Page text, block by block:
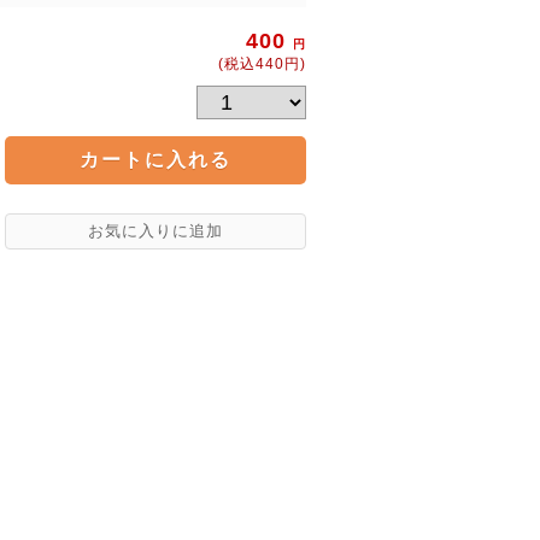
400 円
(税込440円)